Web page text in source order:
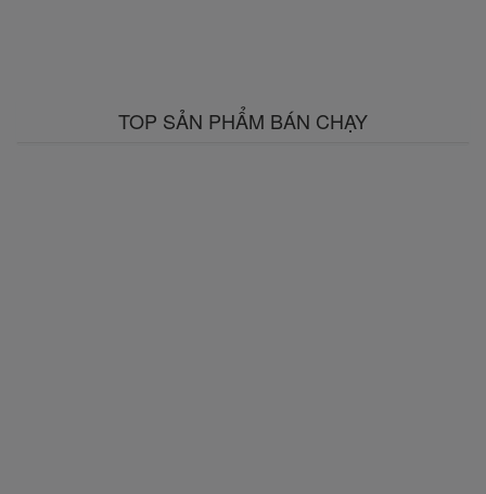
TOP SẢN PHẨM BÁN CHẠY